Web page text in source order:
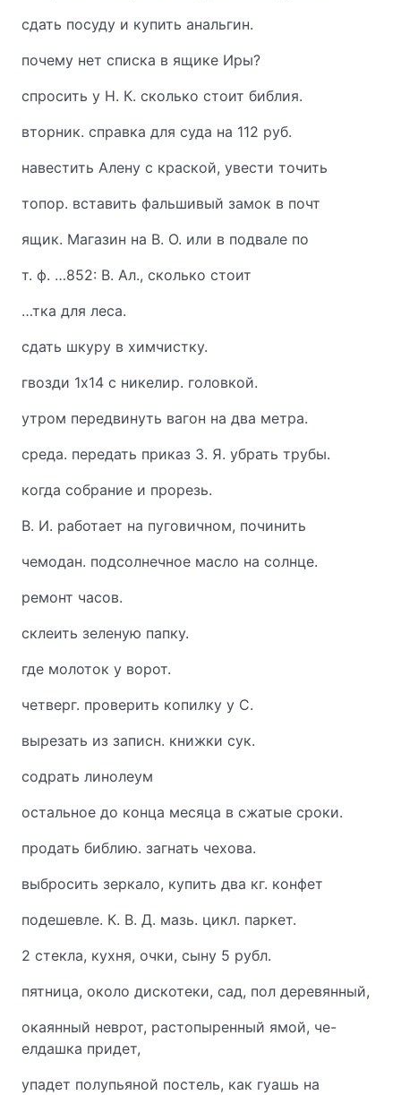
сдать посуду и купить анальгин.
почему нет списка в ящике Иры?
спросить у Н. К. сколько стоит библия.
вторник. справка для суда на 112 руб.
навестить Алену с краской, увести точить
топор. вставить фальшивый замок в почт
ящик. Магазин на В. О. или в подвале по
т. ф. …852: В. Ал., сколько стоит
…тка для леса.
сдать шкуру в химчистку.
гвозди 1х14 с никелир. головкой.
утром передвинуть вагон на два метра.
среда. передать приказ З. Я. убрать трубы.
когда собрание и прорезь.
В. И. работает на пуговичном, починить
чемодан. подсолнечное масло на солнце.
ремонт часов.
склеить зеленую папку.
где молоток у ворот.
четверг. проверить копилку у С.
вырезать из записн. книжки сук.
содрать линолеум
остальное до конца месяца в сжатые сроки.
продать библию. загнать чехова.
выбросить зеркало, купить два кг. конфет
подешевле. К. В. Д. мазь. цикл. паркет.
2 стекла, кухня, очки, сыну 5 рубл.
пятница, около дискотеки, сад, пол деревянный,
окаянный неврот, растопыренный ямой, че-
елдашка придет,
упадет полупьяной постель, как гуашь на